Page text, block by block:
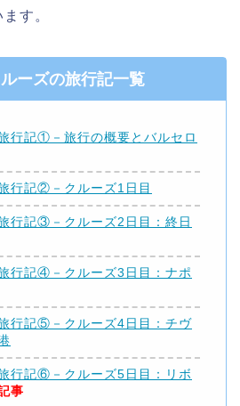
す。
ーズの旅行記一覧
行記①－旅行の概要とバルセロ
行記②－クルーズ1日目
行記③－クルーズ2日目：終日
行記④－クルーズ3日目：ナポ
行記⑤－クルーズ4日目：チヴ
行記⑥－クルーズ5日目：リボ
事